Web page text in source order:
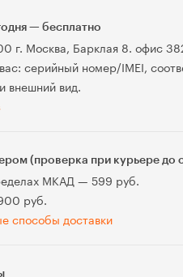
— бесплатно
г. Москва, Барклая 8. офис
серийный номер/IMEI,
внешний вид.
(проверка при курьере до
МКАД — 599 руб.
руб.
способы доставки